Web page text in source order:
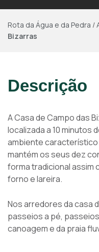
Rota da Água e da Pedra /
Bizarras
Descrição
A Casa de Campo das
localizada a 10 minutos
ambiente característico
mantém os seus dez
forma tradicional assim
forno e lareira.
Nos arredores da casa
passeios a pé,
canoagem e da praia